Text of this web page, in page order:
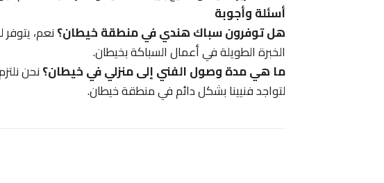
أسئلة وأجوبة
هل توفرون سباك هندي في منطقة خيطان؟نعم،
الخبرة الطويلة في أعمال السباكة بخيطان.
ما هي مدة وصول الفني إلى منزلي في خيطان؟
لتواجد فنيينا بشكل دائم في منطقة خيطان.